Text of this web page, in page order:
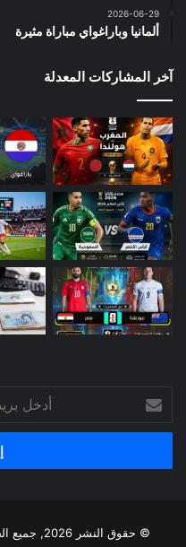
2026-06-29
ألمانيا وباراغواي مباراة مثيرة
آخر المشاركات المعدلة
أدخل
بريدك
الإلكتروني
© حقوق النشر 2026, جميع الحقوق محفوظة |